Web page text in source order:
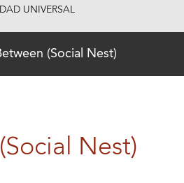
UNIVERSAL
(Social Nest)
Nest)